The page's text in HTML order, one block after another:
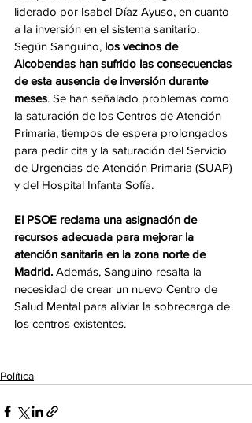
liderado por Isabel Díaz Ayuso, en cuanto
a la inversión en el sistema sanitario.
Según Sanguino, los vecinos de
Alcobendas han sufrido las consecuencias
de esta ausencia de inversión durante
meses. Se han señalado problemas como
la saturación de los Centros de Atención
Primaria, tiempos de espera prolongados
para pedir cita y la saturación del Servicio
de Urgencias de Atención Primaria (SUAP)
y del Hospital Infanta Sofía.
El PSOE reclama una asignación de
recursos adecuada para mejorar la
atención sanitaria en la zona norte de
Madrid. Además, Sanguino resalta la
necesidad de crear un nuevo Centro de
Salud Mental para aliviar la sobrecarga de
los centros existentes.
Política